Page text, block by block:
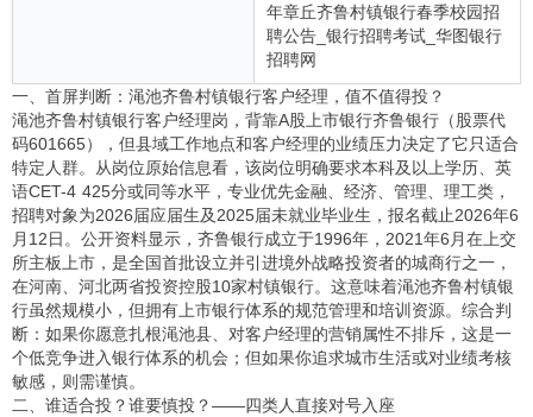
年章丘齐鲁村镇银行春季校园招
聘公告_银行招聘考试_华图银行
招聘网
一、首屏判断：渑池齐鲁村镇银行客户经理，值不值得投？
渑池齐鲁村镇银行客户经理岗，背靠A股上市银行齐鲁银行（股票代
码601665），但县域工作地点和客户经理的业绩压力决定了它只适合
特定人群。从岗位原始信息看，该岗位明确要求本科及以上学历、英
语CET-4 425分或同等水平，专业优先金融、经济、管理、理工类，
招聘对象为2026届应届生及2025届未就业毕业生，报名截止2026年6
月12日。公开资料显示，齐鲁银行成立于1996年，2021年6月在上交
所主板上市，是全国首批设立并引进境外战略投资者的城商行之一，
在河南、河北两省投资控股10家村镇银行。这意味着渑池齐鲁村镇银
行虽然规模小，但拥有上市银行体系的规范管理和培训资源。综合判
断：如果你愿意扎根渑池县、对客户经理的营销属性不排斥，这是一
个低竞争进入银行体系的机会；但如果你追求城市生活或对业绩考核
敏感，则需谨慎。
二、谁适合投？谁要慎投？——四类人直接对号入座